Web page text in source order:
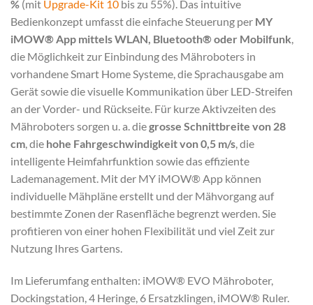
% (mit Upgrade-Kit 10 bis zu 55%). Das intuitive
Bedienkonzept umfasst die einfache Steuerung per MY
iMOW® App mittels WLAN, Bluetooth® oder Mobilfunk,
die Möglichkeit zur Einbindung des Mähroboters in
vorhandene Smart Home Systeme, die Sprachausgabe am
Gerät sowie die visuelle Kommunikation über LED-Streifen
an der Vorder- und Rückseite. Für kurze Aktivzeiten des
Mähroboters sorgen u. a. diegrosse Schnittbreite von 28
cm, die hohe Fahrgeschwindigkeit von 0,5 m/s, die
intelligente Heimfahrfunktion sowie das effiziente
Lademanagement. Mit der MY iMOW® App können
individuelle Mähpläne erstellt und der Mähvorgang auf
bestimmte Zonen der Rasenfläche begrenzt werden. Sie
profitieren von einer hohen Flexibilität und viel Zeit zur
Nutzung Ihres Gartens.
Im Lieferumfang enthalten: iMOW® EVO Mähroboter,
Dockingstation, 4 Heringe, 6 Ersatzklingen, iMOW® Ruler.